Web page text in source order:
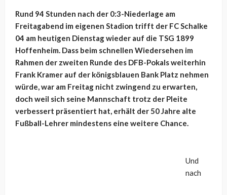
Rund 94 Stunden nach der 0:3-Niederlage am
Freitagabend im eigenen Stadion trifft der FC Schalke
04 am heutigen Dienstag wieder auf die TSG 1899
Hoffenheim. Dass beim schnellen Wiedersehen im
Rahmen der zweiten Runde des DFB-Pokals weiterhin
Frank Kramer auf der königsblauen Bank Platz nehmen
würde, war am Freitag nicht zwingend zu erwarten,
doch weil sich seine Mannschaft trotz der Pleite
verbessert präsentiert hat, erhält der 50 Jahre alte
Fußball-Lehrer mindestens eine weitere Chance.
Und
nach